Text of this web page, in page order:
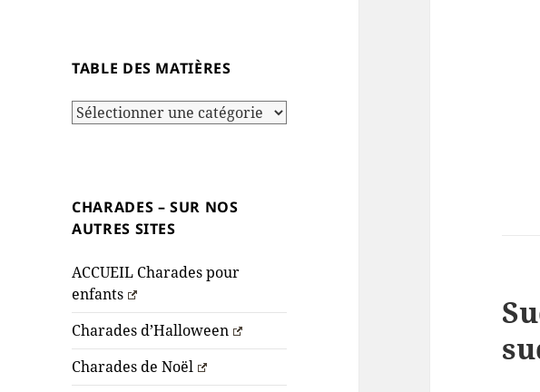
TABLE DES MATIÈRES
Table
CHARADES – SUR NOS
AUTRES SITES
ACCUEIL Charades pour
enfants
Charades d’Halloween
Charades de Noël